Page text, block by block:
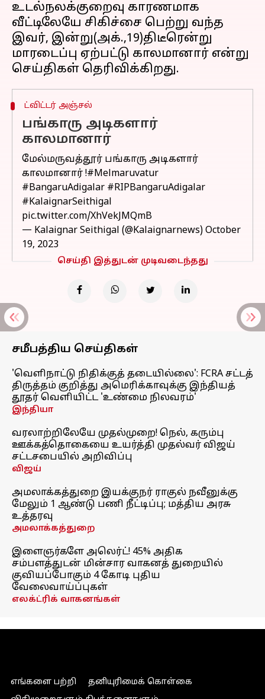
உடல்நலக்குறைவு காரணமாக
வீட்டிலேயே சிகிச்சை பெற்று வந்த
இவர், இன்று(அக்.,19)திடீரென்று
மாரடைப்பு ஏற்பட்டு காலமானார் என்று
ட்விட்டர் அஞ்சல்
பங்காரு அடிகளார்
காலமானார்
மேல்மருவத்தூர் பங்காரு அடிகளார்
காலமானார் !#Melmaruvatur
#BangaruAdigalar #RIPBangaruAdigalar
#KalaignarSeithigal
pic.twitter.com/XhVekJMQmB
— Kalaignar Seithigal (@Kalaignarnews) October
19, 2023
செய்தி இத்துடன் முடிவடைந்தது
சமீபத்திய செய்திகள்
'வெளிநாட்டு நிதிக்குத் தடையில்லை': FCRA சட்டத்
திருத்தம் குறித்து அமெரிக்காவுக்கு இந்தியத்
தூதர் வெளியிட்ட 'உண்மை நிலவரம்'
இந்தியா
வரலாற்றிலேயே முதல்முறை! நெல், கரும்பு
ஊக்கத்தொகையை உயர்த்தி முதல்வர் விஜய்
சட்டசபையில் அறிவிப்பு
விஜய்
அமலாக்கத்துறை இயக்குநர் ராகுல் நவீனுக்கு
மேலும் 1 ஆண்டு பணி நீட்டிப்பு; மத்திய அரசு
உத்தரவு
அமலாக்கத்துறை
இளைஞர்களே அலெர்ட்! 45% அதிக
சம்பளத்துடன் மின்சார வாகனத் துறையில்
குவியப்போகும் 4 கோடி புதிய
வேலைவாய்ப்புகள்
எலக்ட்ரிக் வாகனங்கள்
எங்களை பற்றி
தனியுரிமைக் கொள்கை